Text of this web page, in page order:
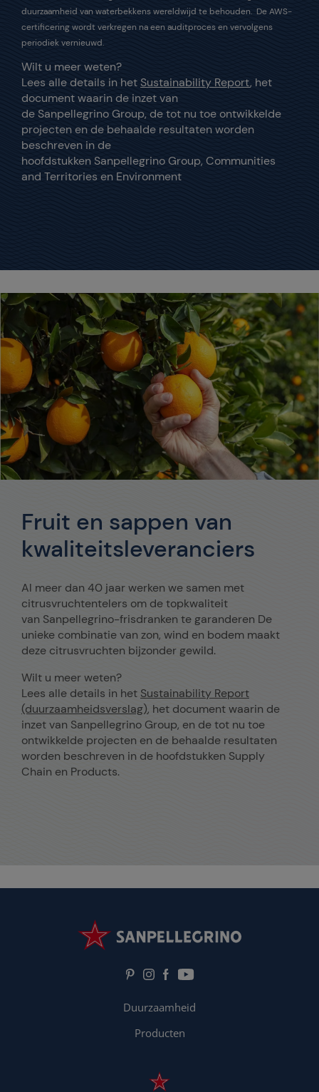
duurzaamheid van waterbekkens wereldwijd te behouden. De AWS-
certificering wordt verkregen na een auditproces en vervolgens
periodiek vernieuwd.
Wilt u meer weten?
Lees alle details in het Sustainability Report, het
document waarin de inzet van
de Sanpellegrino Group, de tot nu toe ontwikkelde
projecten en de behaalde resultaten worden
beschreven in de
hoofdstukken Sanpellegrino Group, Communities
and Territories en Environment
Fruit en sappen van
kwaliteitsleveranciers
Al meer dan 40 jaar werken we samen met
citrusvruchtentelers om de topkwaliteit
van Sanpellegrino-frisdranken te garanderen De
unieke combinatie van zon, wind en bodem maakt
deze citrusvruchten bijzonder gewild.
Wilt u meer weten?
Lees alle details in het Sustainability Report
(duurzaamheidsverslag), het document waarin de
inzet van Sanpellegrino Group, en de tot nu toe
ontwikkelde projecten en de behaalde resultaten
worden beschreven in de hoofdstukken Supply
Chain en Products.
Duurzaamheid
Producten